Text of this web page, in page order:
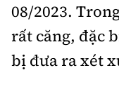
08/2023.
rất căng, đặc
bị đưa ra xét